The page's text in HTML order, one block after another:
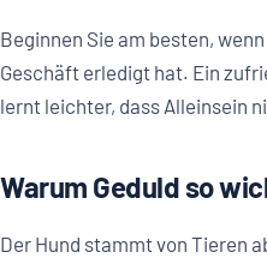
Beginnen Sie am besten,
Geschäft erledigt hat. Ein
lernt leichter, dass Alleinsein
Warum Geduld so
Der Hund stammt von Tieren